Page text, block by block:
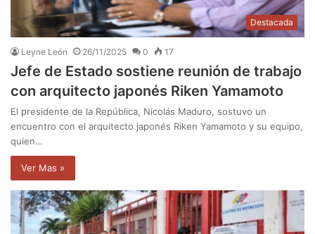
Destacada
Leyne León 26/11/2025 0 17
Jefe de Estado sostiene reunión de trabajo
con arquitecto japonés Riken Yamamoto
El presidente de la República, Nicolás Maduro, sostuvo un
encuentro con el arquitecto japonés Riken Yamamoto y su equipo,
quien…
Ver Mas »